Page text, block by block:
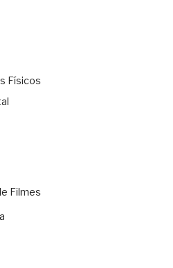
Físicos
Filmes